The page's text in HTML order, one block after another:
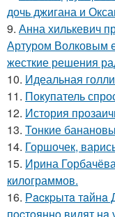
дочь джигана и
9. Анна хилькевич
Артуром Волковым
жесткие решения
10. Идеальная
11. Покупатель
12. История
13. Тонкие
14. Горшочек,
15. Ирина
килограммов.
16. Рacкpытa тaйнa